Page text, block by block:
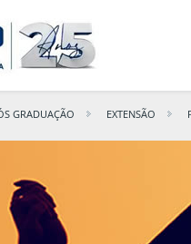
GRADUAÇÃO EXTENSÃO